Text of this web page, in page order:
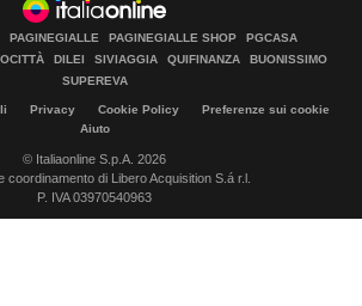
PAGINEGIALLE PAGINEGIALLE SHOP
PGCASA
DILEI SIVIAGGIA QUIFINANZA
BUONISSIMO
SUPEREVA
Privacy Cookie Policy
Preferenze sui cookie
Aiuto
© Italiaonline S.p.A. 2026
coordinamento di Libero Acquisition S.á r.l.
P. IVA 03970540963